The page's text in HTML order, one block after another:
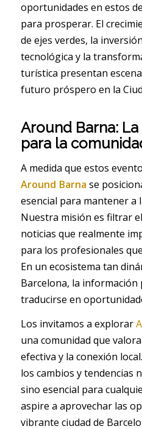
oportunidades en estos
para prosperar. El
de ejes verdes, la
tecnológica y la
turística presentan
futuro próspero en la
Around Barna:
para la
A medida que estos
Around Barna se
esencial para mantener a
Nuestra misión es filtrar
noticias que realmente
para los profesionales
En un ecosistema tan
Barcelona, la información
traducirse en
Los invitamos a explorar
una comunidad que
efectiva y la conexión
los cambios y tendencias
sino esencial para
aspire a aprovechar las
vibrante ciudad de